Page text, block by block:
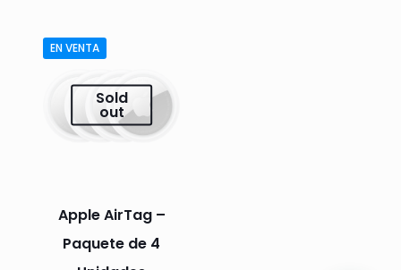
EN VENTA
Sold
out
Apple AirTag –
Paquete de 4